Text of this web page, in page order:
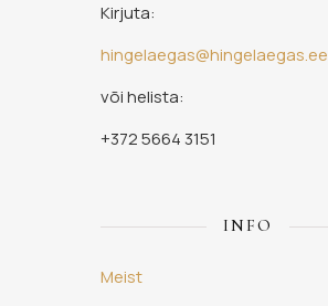
Kirjuta:
hingelaegas@hingelaegas.ee
või helista:
+372 5664 3151
INFO
Meist